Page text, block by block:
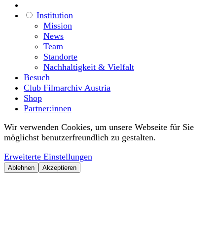
Institution
Mission
News
Team
Standorte
Nachhaltigkeit & Vielfalt
Besuch
Club Filmarchiv Austria
Shop
Partner:innen
Wir verwenden Cookies, um unsere Webseite für Sie
möglichst benutzerfreundlich zu gestalten.
Erweiterte Einstellungen
Ablehnen Akzeptieren